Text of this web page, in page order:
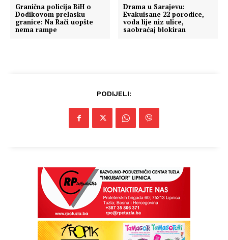
Granična policija BiH o
Dodikovom prelasku
granice: Na Rači uopšte
nema rampe
Drama u Sarajevu:
Evakuisane 22 porodice,
voda lije niz ulice,
saobraćaj blokiran
PODIJELI: